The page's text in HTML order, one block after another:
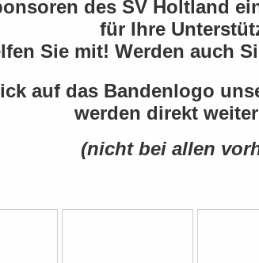
des SV Holtland
für Ihre
Sie mit! Werden auch
auf das Bandenlogo
werden direkt
(nicht bei allen